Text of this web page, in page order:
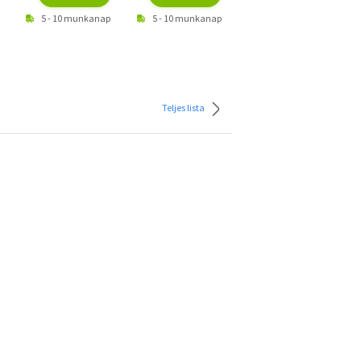
5 - 10 munkanap 5 - 10 munkanap
Teljes lista